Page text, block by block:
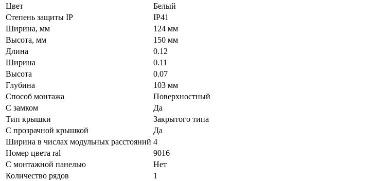
Цвет
Белый
Степень защиты IP
IP41
Ширина, мм
124 мм
Высота, мм
150 мм
Длина
0.12
Ширина
0.11
Высота
0.07
Глубина
103 мм
Способ монтажа
Поверхностный
С замком
Да
Тип крышки
Закрытого типа
С прозрачной крышкой
Да
Ширина в числах модульных расстояний 4
Номер цвета ral
9016
С монтажной панелью
Нет
Количество рядов
1